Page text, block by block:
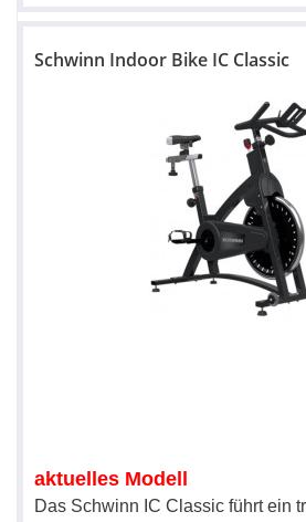
Schwinn Indoor Bike IC Classic
aktuelles Modell
Das Schwinn IC Classic führt ein